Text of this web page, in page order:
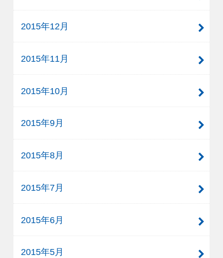
2015年12月
2015年11月
2015年10月
2015年9月
2015年8月
2015年7月
2015年6月
2015年5月